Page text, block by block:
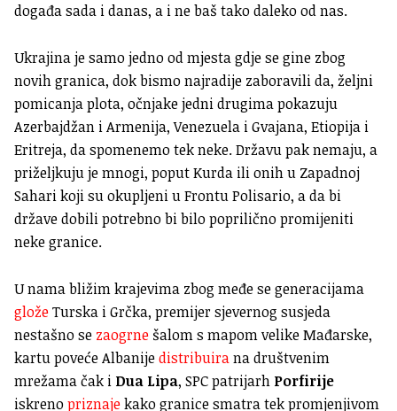
događa sada i danas, a i ne baš tako daleko od nas.
Ukrajina je samo jedno od mjesta gdje se gine zbog
novih granica, dok bismo najradije zaboravili da, željni
pomicanja plota, očnjake jedni drugima pokazuju
Azerbajdžan i Armenija, Venezuela i Gvajana, Etiopija i
Eritreja, da spomenemo tek neke. Državu pak nemaju, a
priželjkuju je mnogi, poput Kurda ili onih u Zapadnoj
Sahari koji su okupljeni u Frontu Polisario, a da bi
države dobili potrebno bi bilo poprilično promijeniti
neke granice.
U nama bližim krajevima zbog međe se generacijama
gložeTurska i Grčka, premijer sjevernog susjeda
nestašno se zaogrne šalom s mapom velike Mađarske,
kartu poveće Albanijedistribuirana društvenim
mrežama čak i Dua Lipa, SPC patrijarh Porfirije
iskrenopriznajekako granice smatra tek promjenjivom